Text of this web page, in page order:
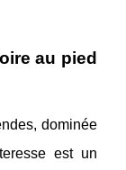
au pied
dominée
est un